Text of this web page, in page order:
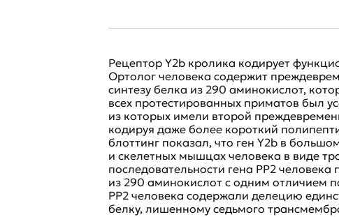
Рецептор Y2b кролика кодирует
Ортолог человека содержит
синтезу белка из 290 аминокислот,
всех протестированных приматов был
из которых имели второй
кодируя даже более короткий
блоттинг показал, что ген Y2b в
и скелетных мышцах человека в виде
последовательности гена PP2
из 290 аминокислот с одним отличием
PP2 человека содержали делецию
белку, лишенному седьмого